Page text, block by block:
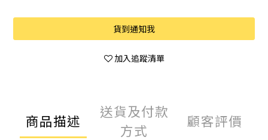
貨到通知我
加入追蹤清單
商品描述
送貨及付款
方式
顧客評價